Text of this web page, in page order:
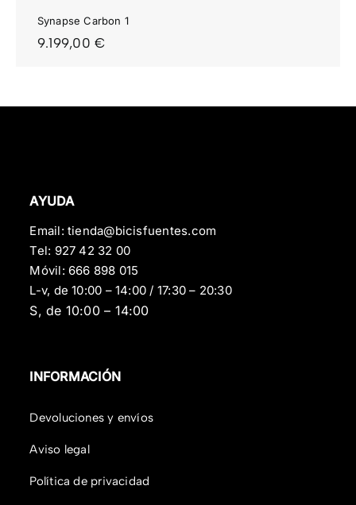
Synapse Carbon 1
9.199,00€
AYUDA
Email:tienda@bicisfuentes.com
Tel: 927 42 32 00
Móvil: 666 898 015
L-v, de 10:00 – 14:00 / 17:30 – 20:30
S, de 10:00 – 14:00
INFORMACIÓN
Devoluciones y envíos
Aviso legal
Política de privacidad